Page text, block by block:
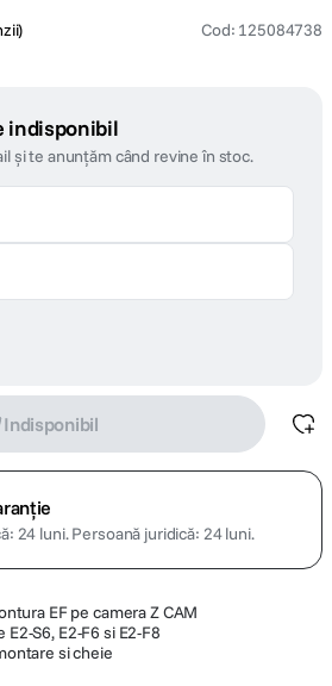
) Cod: 125084738
indisponibil
și te anunțăm când revine în stoc.
Indisponibil
24 luni.Persoană juridică: 24 luni.
EF pe camera Z CAM
S6, E2-F6 si E2-F8
si cheie